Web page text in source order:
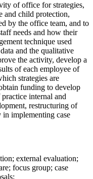
of office for strategies,
and child protection,
by the office team, and to
needs and how their
technique used
and the qualitative
the activity, develop a
of each employee of
strategies are
funding to develop
internal and
restructuring of
implementing case
external evaluation;
focus group; case